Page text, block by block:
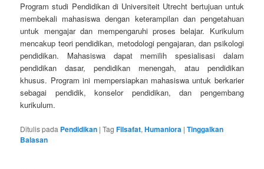
Program studi Pendidikan di Universiteit Utrecht bertujuan untuk
membekali mahasiswa dengan keterampilan dan pengetahuan
untuk mengajar dan mempengaruhi proses belajar. Kurikulum
mencakup teori pendidikan, metodologi pengajaran, dan psikologi
pendidikan. Mahasiswa dapat memilih spesialisasi dalam
pendidikan dasar, pendidikan menengah, atau pendidikan
khusus. Program ini mempersiapkan mahasiswa untuk berkarier
sebagai pendidik, konselor pendidikan, dan pengembang
kurikulum.
Ditulis pada Pendidikan |Tag Filsafat,Humaniora |Tinggalkan
Balasan